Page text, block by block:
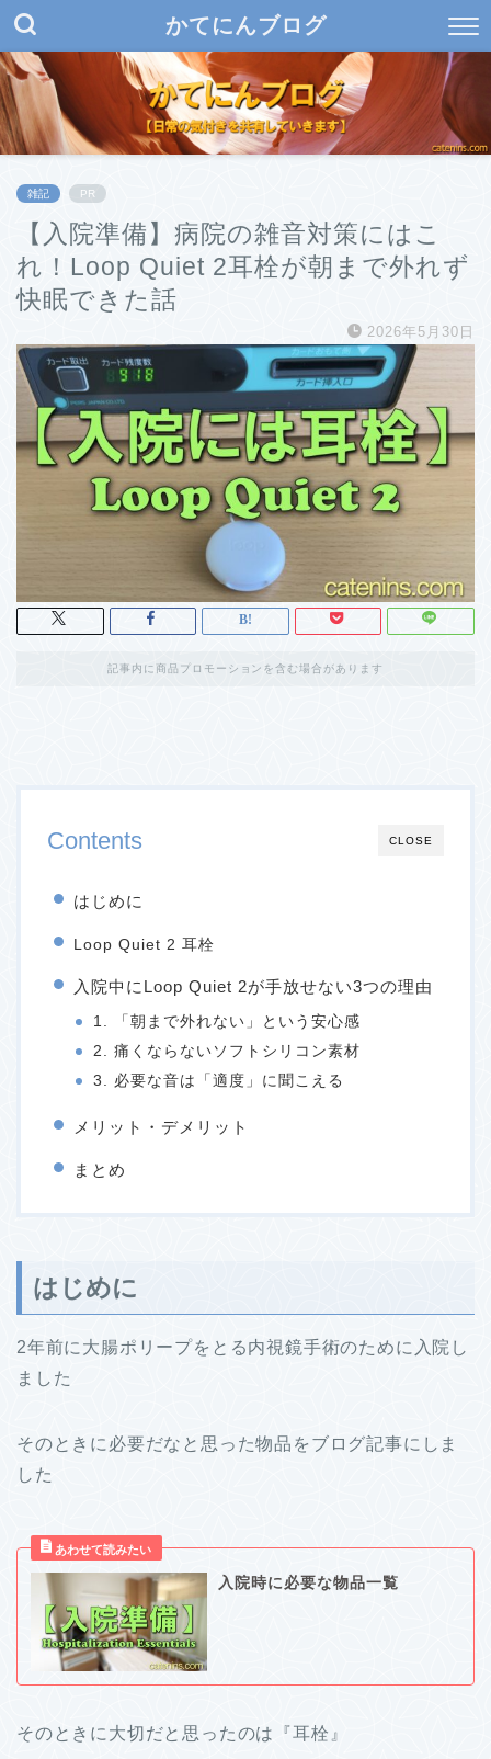
かてにんブログ
雑記 PR
【入院準備】病院の雑音対策にはこ
れ！Loop Quiet 2耳栓が朝まで外れず
快眠できた話
2026年5月30日
記事内に商品プロモーションを含む場合があります
CLOSE
Contents
はじめに
Loop Quiet 2 耳栓
入院中にLoop Quiet 2が手放せない3つの理由
1. 「朝まで外れない」という安心感
2. 痛くならないソフトシリコン素材
3. 必要な音は「適度」に聞こえる
メリット・デメリット
まとめ
はじめに
2年前に大腸ポリープをとる内視鏡手術のために入院し
ました
そのときに必要だなと思った物品をブログ記事にしま
した
入院時に必要な物品一覧
そのときに大切だと思ったのは『耳栓』